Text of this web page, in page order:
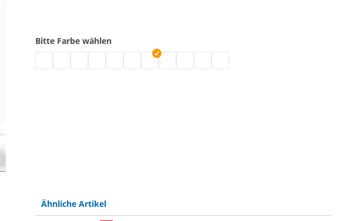
Bitte Farbe wählen
Bühnenmolton Stoffballen | grau
Bühnenmolton günstig | natur
Bühnenmolton | schwarz
Molton Bühnenstoff | weiß
Molton | bordeaux
B1 Molton | blau
Bühnen Molton Stoff | dunkelblau
Greenscreen
Ähnliche Artikel